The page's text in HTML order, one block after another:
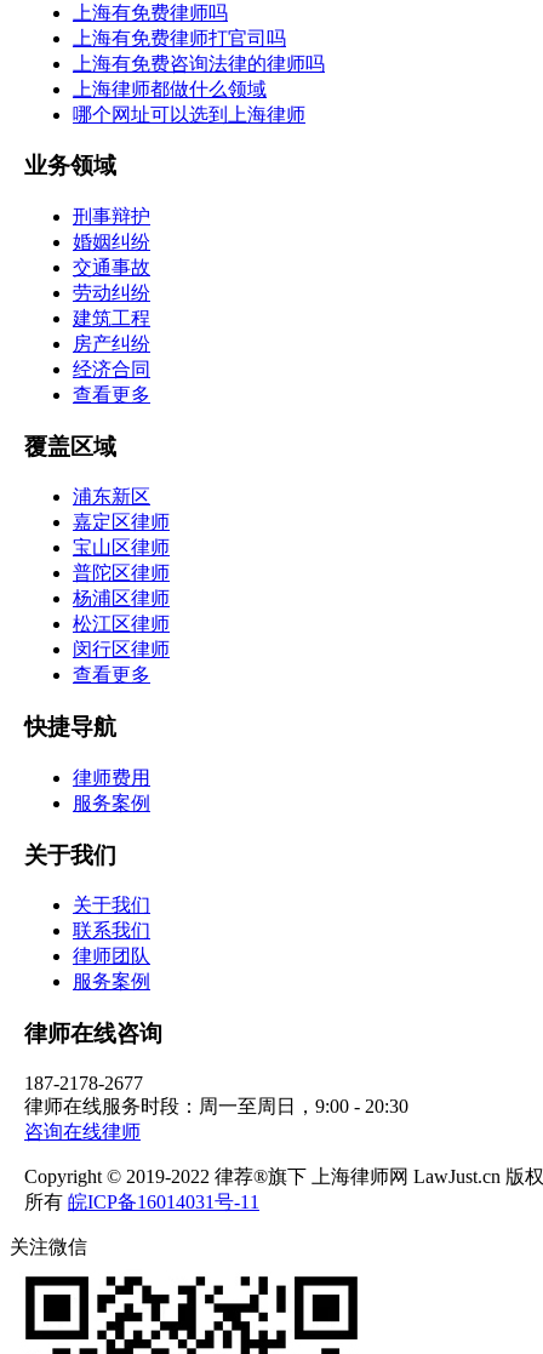
上海有免费律师吗
上海有免费律师打官司吗
上海有免费咨询法律的律师吗
上海律师都做什么领域
哪个网址可以选到上海律师
业务领域
刑事辩护
婚姻纠纷
交通事故
劳动纠纷
建筑工程
房产纠纷
经济合同
查看更多
覆盖区域
浦东新区
嘉定区律师
宝山区律师
普陀区律师
杨浦区律师
松江区律师
闵行区律师
查看更多
快捷导航
律师费用
服务案例
关于我们
关于我们
联系我们
律师团队
服务案例
律师在线咨询
187-2178-2677
律师在线服务时段：周一至周日，9:00 - 20:30
咨询在线律师
Copyright © 2019-2022 律荐®旗下 上海律师网 LawJust.cn 版权
所有 皖ICP备16014031号-11
关注微信